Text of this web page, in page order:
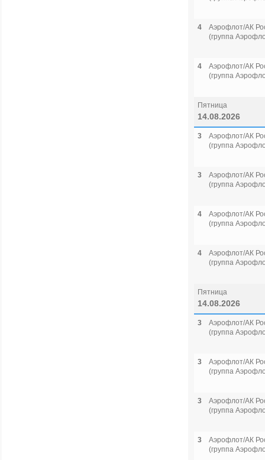
4
Аэрофлот/АК
(группа
4
Аэрофлот/АК
(группа
Пятница
14.08.2026
3
Аэрофлот/АК
(группа
3
Аэрофлот/АК
(группа
4
Аэрофлот/АК
(группа
4
Аэрофлот/АК
(группа
Пятница
14.08.2026
3
Аэрофлот/АК
(группа
3
Аэрофлот/АК
(группа
3
Аэрофлот/АК
(группа
3
Аэрофлот/АК
(группа